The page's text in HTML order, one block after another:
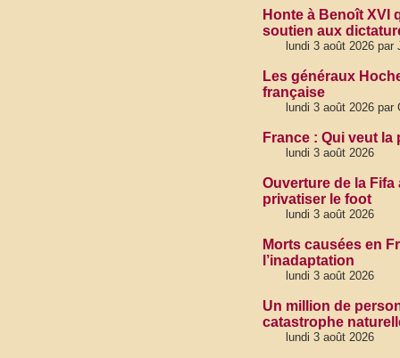
Honte à Benoît XVI
soutien aux
lundi 3 août 2026 par
Les généraux
française
lundi 3 août 2026 par
France : Qui veut
lundi 3 août 2026
Ouverture de la
privatiser le foot
lundi 3 août 2026
Morts causées en
l’inadaptation
lundi 3 août 2026
Un million de
catastrophe
lundi 3 août 2026